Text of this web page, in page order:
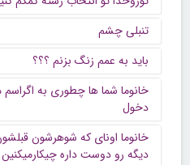
تنبلی چشم
باید به عمم زنگ بزنم ؟؟؟
خانوما شما ها چطوری به
دخول
خانوما اونای که شوهرشون
دیگه رو دوست داره چیکارمیکنین